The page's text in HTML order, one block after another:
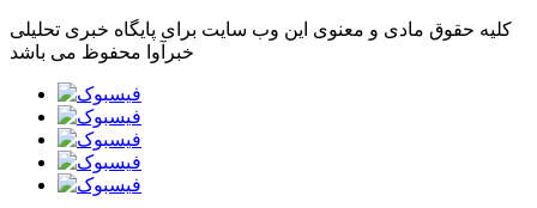
کلیه حقوق مادی و معنوی این وب سایت برای پایگاه خبری تحلیلی
خبرآوا محفوظ می باشد